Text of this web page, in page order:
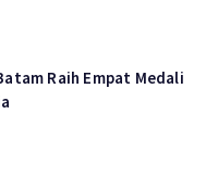
Raih Empat Medali